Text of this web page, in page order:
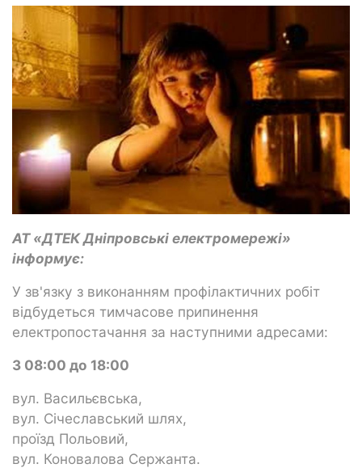
АТ «ДТЕК Дніпровські електромережі»
інформує:
У зв'язку з виконанням профілактичних робіт
відбудеться тимчасове припинення
електропостачання за наступними адресами:
З 08:00 до 18:00
вул. Васильєвська,
вул. Січеславський шлях,
проїзд Польовий,
вул. Коновалова Сержанта.